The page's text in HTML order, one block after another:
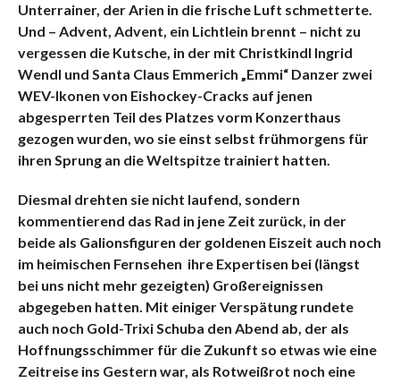
Unterrainer, der Arien in die frische Luft schmetterte.
Und – Advent, Advent, ein Lichtlein brennt – nicht zu
vergessen die Kutsche, in der mit Christkindl Ingrid
Wendl und Santa Claus Emmerich „Emmi“ Danzer zwei
WEV-Ikonen von Eishockey-Cracks auf jenen
abgesperrten Teil des Platzes vorm Konzerthaus
gezogen wurden, wo sie einst selbst frühmorgens für
ihren Sprung an die Weltspitze trainiert hatten.
Diesmal drehten sie nicht laufend, sondern
kommentierend das Rad in jene Zeit zurück, in der
beide als Galionsfiguren der goldenen Eiszeit auch noch
im heimischen Fernsehen ihre Expertisen bei (längst
bei uns nicht mehr gezeigten) Großereignissen
abgegeben hatten. Mit einiger Verspätung rundete
auch noch Gold-Trixi Schuba den Abend ab, der als
Hoffnungsschimmer für die Zukunft so etwas wie eine
Zeitreise ins Gestern war, als Rotweißrot noch eine